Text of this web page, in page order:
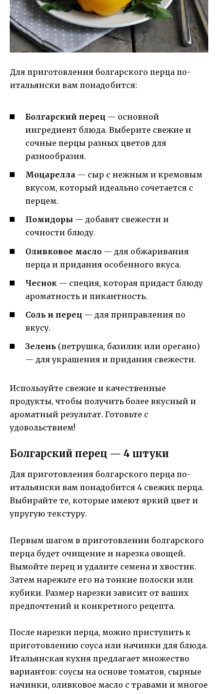
Для приготовления болгарского перца по-
итальянски вам понадобится:
Болгарский перец — основной
ингредиент блюда. Выберите свежие и
сочные перцы разных цветов для
разнообразия.
Моцарелла — сыр с нежным и кремовым
вкусом, который идеально сочетается с
перцем.
Помидоры — добавят свежести и
сочности блюду.
Оливковое масло — для обжаривания
перца и придания особенного вкуса.
Чеснок — специя, которая придаст блюду
ароматность и пикантность.
Соль и перец — для приправления по
вкусу.
Зелень (петрушка, базилик или орегано)
— для украшения и придания свежести.
Используйте свежие и качественные
продукты, чтобы получить более вкусный и
ароматный результат. Готовьте с
удовольствием!
Болгарский перец — 4 штуки
Для приготовления болгарского перца по-
итальянски вам понадобится 4 свежих перца.
Выбирайте те, которые имеют яркий цвет и
упругую текстуру.
Первым шагом в приготовлении болгарского
перца будет очищение и нарезка овощей.
Вымойте перец и удалите семена и хвостик.
Затем нарежьте его на тонкие полоски или
кубики. Размер нарезки зависит от ваших
предпочтений и конкретного рецепта.
После нарезки перца, можно приступить к
приготовлению соуса или начинки для блюда.
Итальянская кухня предлагает множество
вариантов: соусы на основе томатов, сырные
начинки, оливковое масло с травами и многое